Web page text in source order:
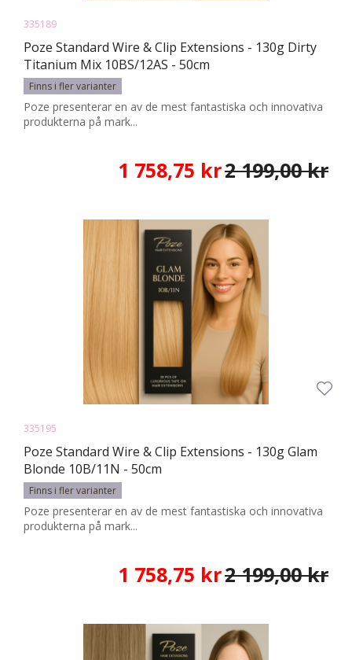
335189
Poze Standard Wire & Clip Extensions - 130g Dirty
Titanium Mix 10BS/12AS - 50cm
Finns i fler varianter
Poze presenterar en av de mest fantastiska och innovativa
produkterna på mark...
1 758,75 kr2 199,00 kr
335195
Poze Standard Wire & Clip Extensions - 130g Glam
Blonde 10B/11N - 50cm
Finns i fler varianter
Poze presenterar en av de mest fantastiska och innovativa
produkterna på mark...
1 758,75 kr2 199,00 kr